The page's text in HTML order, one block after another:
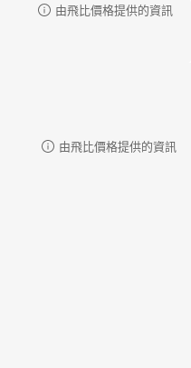
由飛比價格提供的資訊
由飛比價格提供的資訊